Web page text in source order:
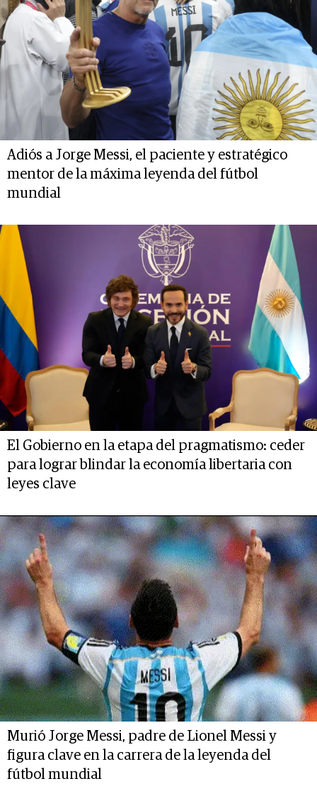
Adiós a Jorge Messi, el paciente y estratégico
mentor de la máxima leyenda del fútbol
mundial
El Gobierno en la etapa del pragmatismo: ceder
para lograr blindar la economía libertaria con
leyes clave
Murió Jorge Messi, padre de Lionel Messi y
figura clave en la carrera de la leyenda del
fútbol mundial